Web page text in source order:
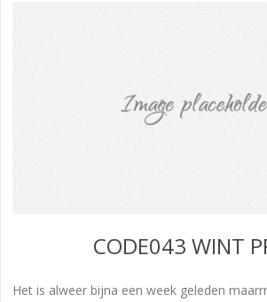
CODE043 WINT
Het is alweer bijna een week geleden